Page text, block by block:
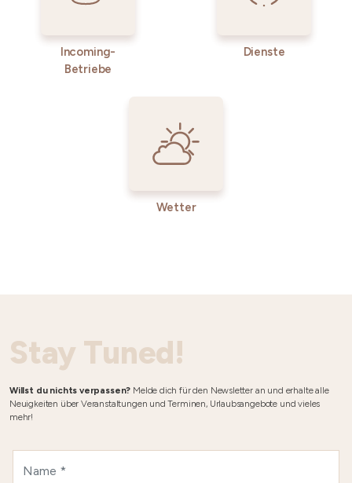
Incoming-
Betriebe
Dienste
Wetter
Stay Tuned!
Willst du nichts verpassen? Melde dich für den Newsletter an und erhalte alle
Neuigkeiten über Veranstaltungen und Terminen, Urlaubsangebote und vieles
mehr!